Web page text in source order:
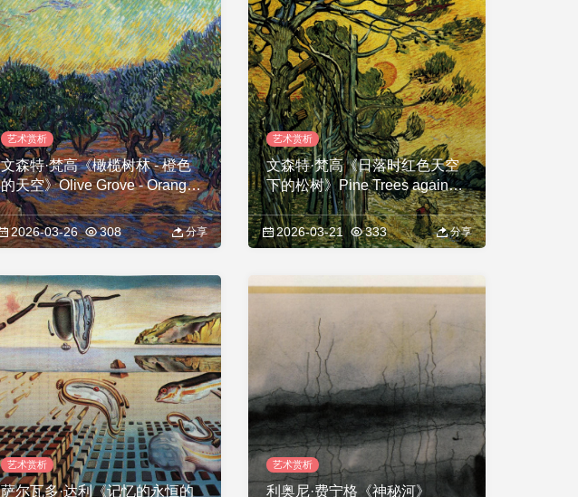
艺术赏析
文森特·梵高《橄榄树林 - 橙色
的天空》Olive Grove - Orange
Sky
2026-03-26 308 分享
艺术赏析
文森特·梵高《日落时红色天空
下的松树》Pine Trees against
a Red Sky with Setting Sun
2026-03-21 333 分享
艺术赏析
萨尔瓦多·达利《记忆的永恒的
艺术赏析
利奥尼·费宁格《神秘河》